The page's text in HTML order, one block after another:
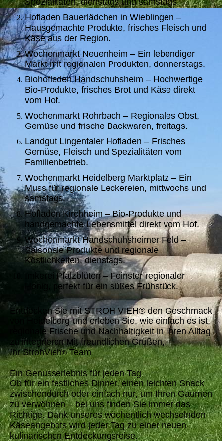
Spezialitäten, dienstags und samstags.
Hofladen Bauerlädchen in Wieblingen –
Hausgemachte Produkte, frisches Fleisch und
Käse aus der Region.
Wochenmarkt Neuenheim – Ein lebendiger
Markt mit regionalen Produkten, donnerstags.
Biohofladen Handschuhsheim – Hochwertige
Bio-Produkte, frisches Brot und Käse direkt
vom Hof.
Wochenmarkt Rohrbach – Regionales Obst,
Gemüse und frische Backwaren, freitags.
Landgut Lingentaler Hofladen – Frisches
Gemüse, Fleisch und Spezialitäten vom
Familienbetrieb.
Wochenmarkt Heidelberg Marktplatz – Ein
Muss für regionale Leckereien, mittwochs und
samstags.
Hofladen Kirchheim – Bio-Produkte und
handgemachte Lebensmittel direkt vom Hof.
Wochenmarkt Handschuhsheimer Feld –
Saisonale Produkte und regionale
Köstlichkeiten, dienstags.
Imkerei Pfalzblüten – Feinster regionaler
Honig, perfekt für ein süßes Frühstück.
Entdecken Sie mit STROH VIEH® den Geschmack
von Heidelberg und erleben Sie, wie einfach es ist,
regionale Frische und Nachhaltigkeit in Ihren Alltag
zu integrieren!Mit freundlichen Grüßen,
Ihr StrohVieh®Team
Ein Genusserlebnis für jeden Tag
Ob für ein festliches Dinner, einen leichten Snack
zwischendurch oder einfach nur, um Ihren Gaumen
zu verwöhnen – bei uns finden Sie immer das
Richtige. Dank unseres wöchentlich wechselnden
Käseangebots wird jeder Tag zu einer neuen
kulinarischen Entdeckungsreise.